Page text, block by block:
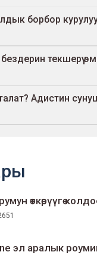
борбор
текшерүү эмне
Адистин
өткөрүүгө
эл аралык